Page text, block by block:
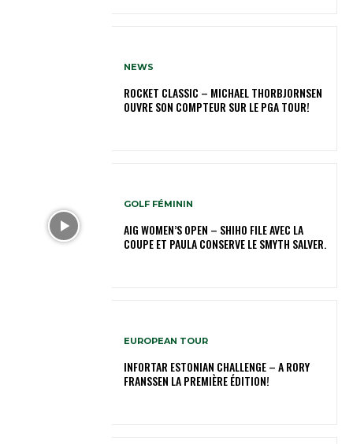
NEWS
ROCKET CLASSIC – MICHAEL THORBJORNSEN
OUVRE SON COMPTEUR SUR LE PGA TOUR!
GOLF FÉMININ
AIG WOMEN’S OPEN – SHIHO FILE AVEC LA
COUPE ET PAULA CONSERVE LE SMYTH SALVER.
EUROPEAN TOUR
INFORTAR ESTONIAN CHALLENGE – A RORY
FRANSSEN LA PREMIÈRE ÉDITION!